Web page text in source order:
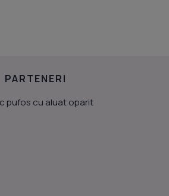
PARTENERI